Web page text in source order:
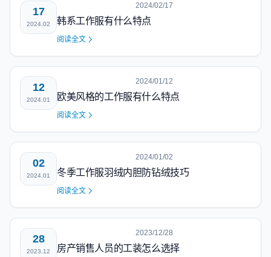
17
2024.02
2024/02/17
韩系工作服有什么特点
阅读全文
12
2024.01
2024/01/12
欧美风格的工作服有什么特点
阅读全文
02
2024.01
2024/01/02
冬季工作服羽绒内胆防钻绒技巧
阅读全文
28
2023.12
2023/12/28
房产销售人员的工装怎么选择